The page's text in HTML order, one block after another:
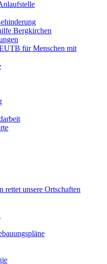
Bergkirchen
für Menschen mit
unsere Ortschaften